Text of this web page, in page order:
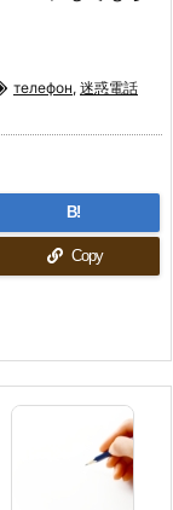
телефон, 迷惑電話
B!
Copy